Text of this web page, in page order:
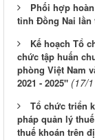
Phối hợp
tỉnh Đồng Nai lần
Kế hoạch Tổ
chức tập huấn
phòng Việt Nam
2021 - 2025" (17/
Tổ chức triển
pháp quản lý
thuế khoán trên